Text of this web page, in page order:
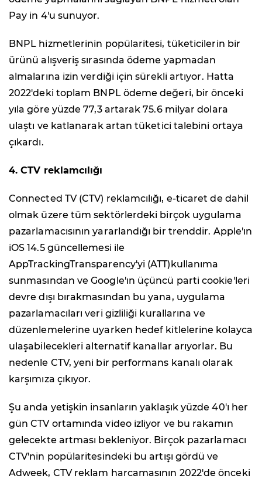
Pay in 4'u sunuyor.
BNPL hizmetlerinin popülaritesi, tüketicilerin bir
ürünü alışveriş sırasında ödeme yapmadan
almalarına izin verdiği için sürekli artıyor. Hatta
2022'deki toplam BNPL ödeme değeri, bir önceki
yıla göre yüzde 77,3 artarak 75.6 milyar dolara
ulaştı ve katlanarak artan tüketici talebini ortaya
çıkardı.
4. CTV reklamcılığı
Connected TV (CTV) reklamcılığı, e-ticaret de dahil
olmak üzere tüm sektörlerdeki birçok uygulama
pazarlamacısının yararlandığı bir trenddir. Apple'ın
iOS 14.5 güncellemesi ile
AppTrackingTransparency'yi (ATT)kullanıma
sunmasından ve Google'ın üçüncü parti cookie'leri
devre dışı bırakmasından bu yana, uygulama
pazarlamacıları veri gizliliği kurallarına ve
düzenlemelerine uyarken hedef kitlelerine kolayca
ulaşabilecekleri alternatif kanallar arıyorlar. Bu
nedenle CTV, yeni bir performans kanalı olarak
karşımıza çıkıyor.
Şu anda yetişkin insanların yaklaşık yüzde 40'ı her
gün CTV ortamında video izliyor ve bu rakamın
gelecekte artması bekleniyor. Birçok pazarlamacı
CTV'nin popülaritesindeki bu artışı gördü ve
Adweek, CTV reklam harcamasının 2022'de önceki